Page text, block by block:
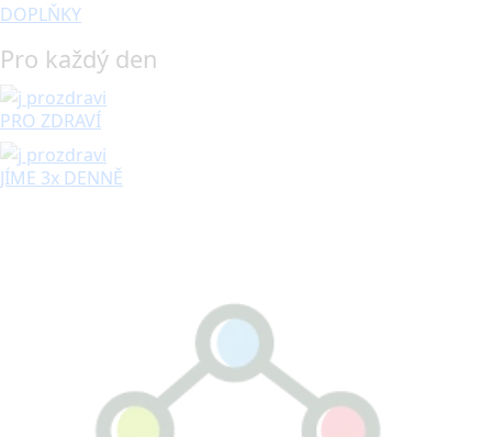
DOPLŇKY
Pro každý den
PRO ZDRAVÍ
JÍME 3x DENNĚ